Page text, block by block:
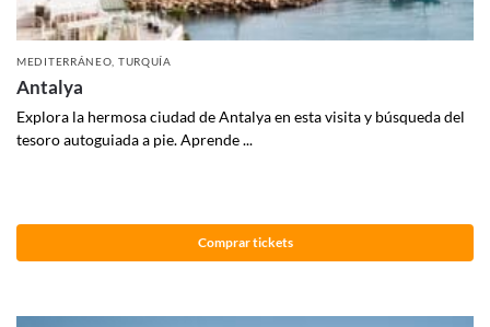
MEDITERRÁNEO TURQUÍA
Antalya
Explora la hermosa ciudad de Antalya en esta visita y búsqueda del
tesoro autoguiada a pie. Aprende ...
Comprar tickets